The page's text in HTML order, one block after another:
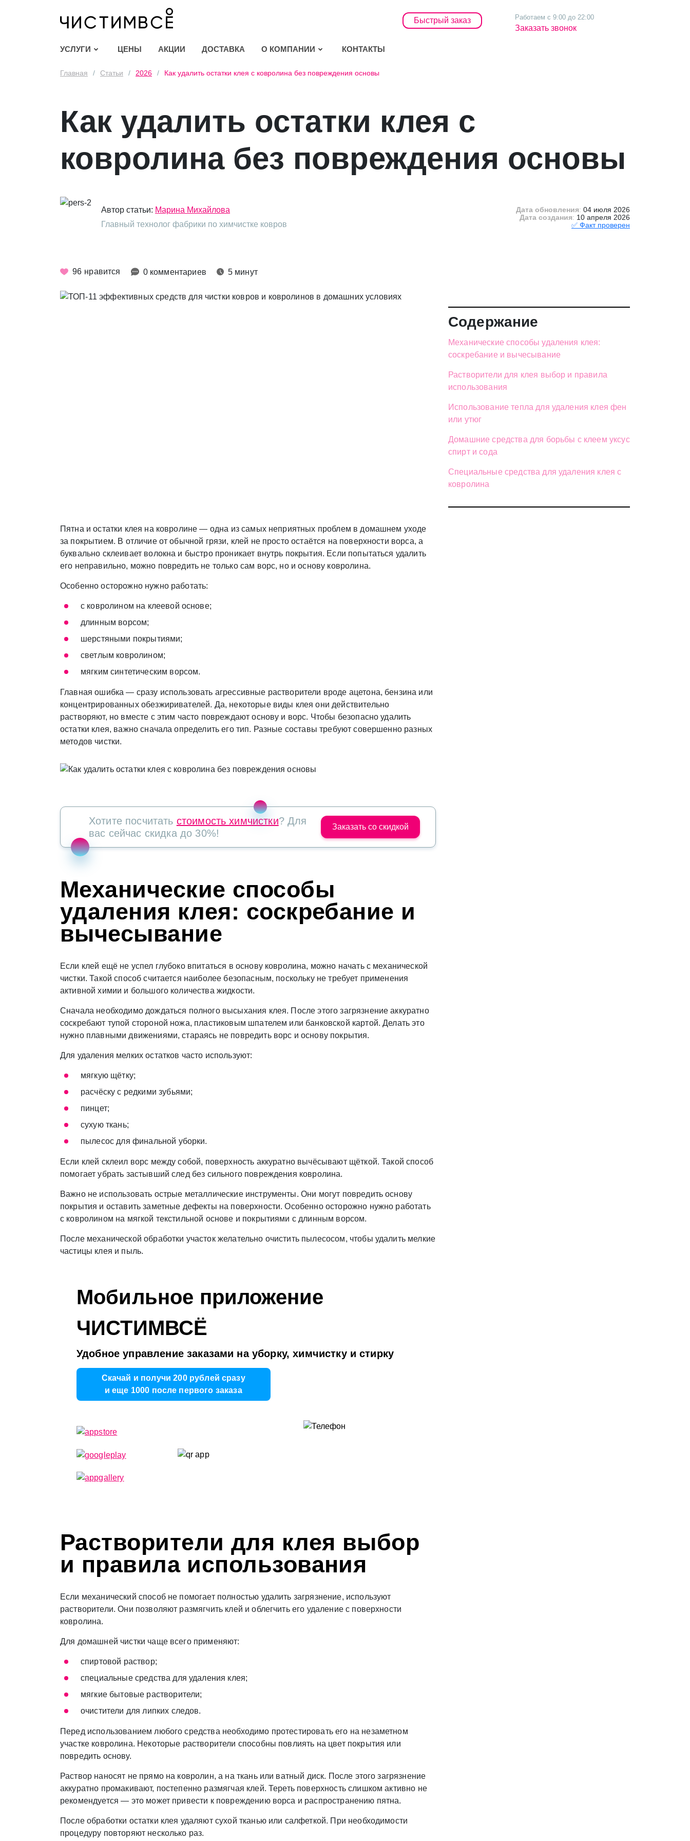
Быстрый заказ Работаем с 9:00 до 22:00
+7 (499) 302-47-86
УСЛУГИ
ЦЕНЫ АКЦИИ ДОСТАВКА О КОМПАНИИ КОНТАКТЫ
Главная / Статьи / 2026 / Как удалить остатки клея с ковролина без повреждения основы
Как удалить остатки клея с
ковролина без повреждения основы
Автор статьи: Марина Михайлова
Главный технолог фабрики по химчистке ковров
Дата обновления: 04 июля 2026
Дата создания: 10 апреля 2026
✅ Факт проверен
96 нравится 0 комментариев 5 минут
Пятна и остатки клея на ковролине — одна из самых неприятных проблем в домашнем уходе
за покрытием. В отличие от обычной грязи, клей не просто остаётся на поверхности ворса, а
буквально склеивает волокна и быстро проникает внутрь покрытия. Если попытаться удалить
его неправильно, можно повредить не только сам ворс, но и основу ковролина.
Особенно осторожно нужно работать:
с ковролином на клеевой основе;
длинным ворсом;
шерстяными покрытиями;
светлым ковролином;
мягким синтетическим ворсом.
Главная ошибка — сразу использовать агрессивные растворители вроде ацетона, бензина или
концентрированных обезжиривателей. Да, некоторые виды клея они действительно
растворяют, но вместе с этим часто повреждают основу и ворс. Чтобы безопасно удалить
остатки клея, важно сначала определить его тип. Разные составы требуют совершенно разных
методов чистки.
Хотите посчитать стоимость химчистки? Для
вас сейчас скидка до 30%!
Заказать со скидкой
Механические способы
удаления клея: соскребание и
вычесывание
Если клей ещё не успел глубоко впитаться в основу ковролина, можно начать с механической
чистки. Такой способ считается наиболее безопасным, поскольку не требует применения
активной химии и большого количества жидкости.
Сначала необходимо дождаться полного высыхания клея. После этого загрязнение аккуратно
соскребают тупой стороной ножа, пластиковым шпателем или банковской картой. Делать это
нужно плавными движениями, стараясь не повредить ворс и основу покрытия.
Для удаления мелких остатков часто используют:
мягкую щётку;
расчёску с редкими зубьями;
пинцет;
сухую ткань;
пылесос для финальной уборки.
Если клей склеил ворс между собой, поверхность аккуратно вычёсывают щёткой. Такой способ
помогает убрать застывший след без сильного повреждения ковролина.
Важно не использовать острые металлические инструменты. Они могут повредить основу
покрытия и оставить заметные дефекты на поверхности. Особенно осторожно нужно работать
с ковролином на мягкой текстильной основе и покрытиями с длинным ворсом.
После механической обработки участок желательно очистить пылесосом, чтобы удалить мелкие
частицы клея и пыль.
Мобильное приложение
ЧИСТИМВСЁ
Удобное управление заказами на уборку, химчистку и стирку
Скачай и получи 200 рублей сразу
и еще 1000 после первого заказа
Растворители для клея выбор
и правила использования
Если механический способ не помогает полностью удалить загрязнение, используют
растворители. Они позволяют размягчить клей и облегчить его удаление с поверхности
ковролина.
Для домашней чистки чаще всего применяют:
спиртовой раствор;
специальные средства для удаления клея;
мягкие бытовые растворители;
очистители для липких следов.
Перед использованием любого средства необходимо протестировать его на незаметном
участке ковролина. Некоторые растворители способны повлиять на цвет покрытия или
повредить основу.
Раствор наносят не прямо на ковролин, а на ткань или ватный диск. После этого загрязнение
аккуратно промакивают, постепенно размягчая клей. Тереть поверхность слишком активно не
рекомендуется — это может привести к повреждению ворса и распространению пятна.
После обработки остатки клея удаляют сухой тканью или салфеткой. При необходимости
процедуру повторяют несколько раз.
Содержание
Механические способы удаления клея:
соскребание и вычесывание
Растворители для клея выбор и правила
использования
Использование тепла для удаления клея фен
или утюг
Домашние средства для борьбы с клеем уксус
спирт и сода
Специальные средства для удаления клея с
ковролина